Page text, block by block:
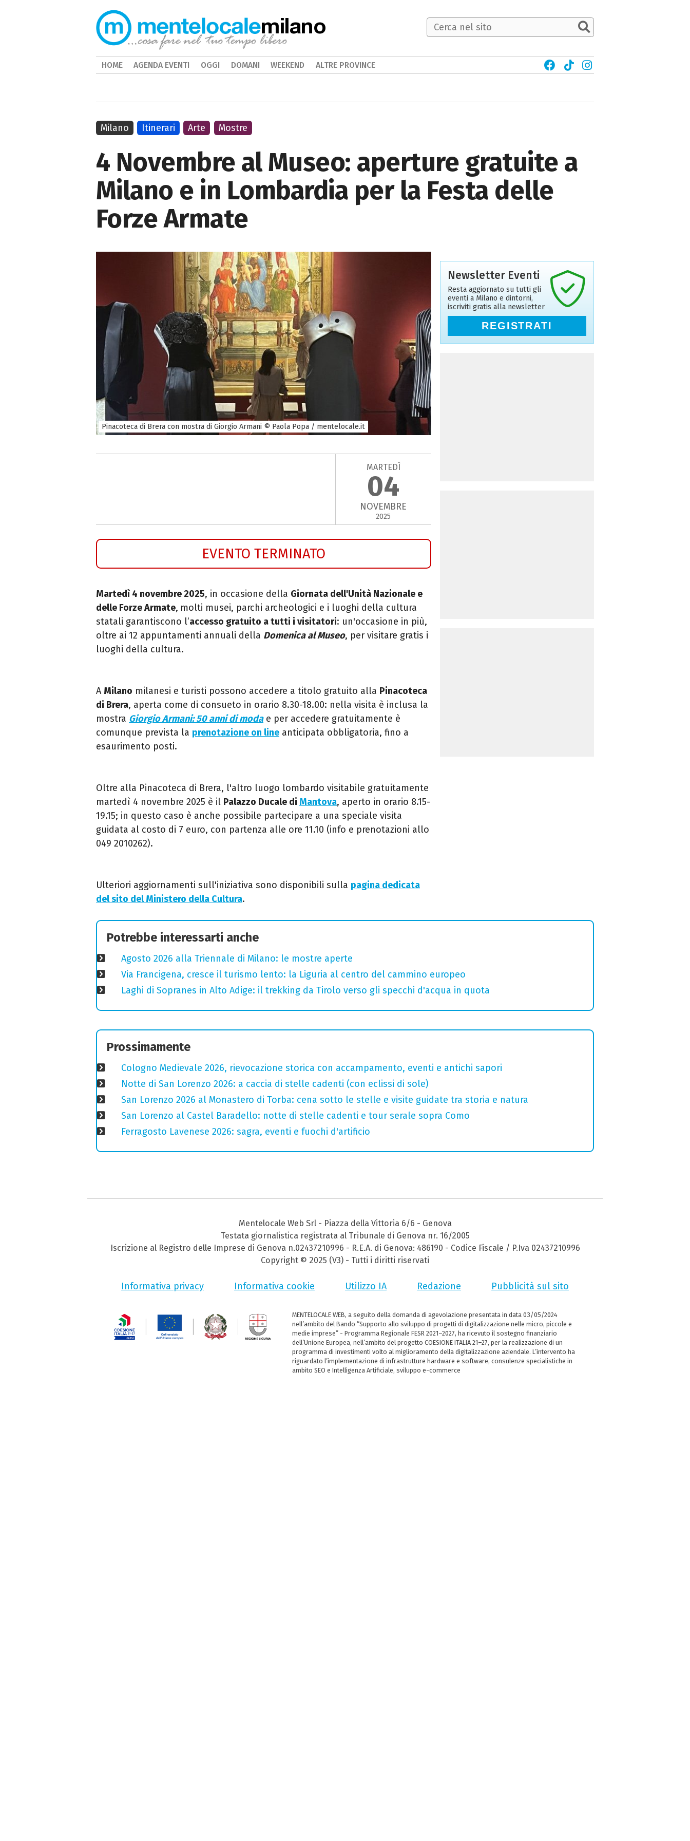
4 Novembre al Museo: aperture gratuite a
Milano e in Lombardia per la Festa delle
Forze Armate
Pinacoteca di Brera con mostra di Giorgio Armani © Paola Popa / mentelocale.it
MARTEDÌ
04
NOVEMBRE
2025
EVENTO TERMINATO
Martedì 4 novembre 2025, in occasione della Giornata dell'Unità Nazionale e
delle Forze Armate, molti musei, parchi archeologici e i luoghi della cultura
statali garantiscono l’accesso gratuito a tutti i visitatori: un'occasione in più,
oltre ai 12 appuntamenti annuali della Domenica al Museo, per visitare gratis i
luoghi della cultura.
A Milano milanesi e turisti possono accedere a titolo gratuito alla Pinacoteca
di Brera, aperta come di consueto in orario 8.30-18.00: nella visita è inclusa la
mostra Giorgio Armani: 50 anni di modae per accedere gratuitamente è
comunque prevista la prenotazione on line anticipata obbligatoria, fino a
esaurimento posti.
Oltre alla Pinacoteca di Brera, l'altro luogo lombardo visitabile gratuitamente
martedì 4 novembre 2025 è il Palazzo Ducale di Mantova, aperto in orario 8.15-
19.15; in questo caso è anche possibile partecipare a una speciale visita
guidata al costo di 7 euro, con partenza alle ore 11.10 (info e prenotazioni allo
049 2010262).
Ulteriori aggiornamenti sull'iniziativa sono disponibili sulla pagina dedicata
del sito del Ministero della Cultura.
Milano Itinerari Arte Mostre
Newsletter Eventi
Resta aggiornato su tutti gli
eventi a Milano e dintorni,
iscriviti gratis alla newsletter
REGISTRATI
Potrebbe interessarti anche
Agosto 2026 alla Triennale di Milano: le mostre aperte
Via Francigena, cresce il turismo lento: la Liguria al centro del cammino europeo
Laghi di Sopranes in Alto Adige: il trekking da Tirolo verso gli specchi d'acqua in quota
Prossimamente
Cologno Medievale 2026, rievocazione storica con accampamento, eventi e antichi sapori
Notte di San Lorenzo 2026: a caccia di stelle cadenti (con eclissi di sole)
San Lorenzo 2026 al Monastero di Torba: cena sotto le stelle e visite guidate tra storia e natura
San Lorenzo al Castel Baradello: notte di stelle cadenti e tour serale sopra Como
Ferragosto Lavenese 2026: sagra, eventi e fuochi d'artificio
milano
HOME AGENDA EVENTI OGGI DOMANI WEEKEND ALTRE PROVINCE
Mentelocale Web Srl - Piazza della Vittoria 6/6 - Genova
Testata giornalistica registrata al Tribunale di Genova nr. 16/2005
Iscrizione al Registro delle Imprese di Genova n.02437210996 - R.E.A. di Genova: 486190 - Codice Fiscale / P.Iva 02437210996
Copyright © 2025 (V3) - Tutti i diritti riservati
Informativa privacy Informativa cookie Utilizzo IA Redazione Pubblicità sul sito
MENTELOCALE WEB, a seguito della domanda di agevolazione presentata in data 03/05/2024
nell’ambito del Bando “Supporto allo sviluppo di progetti di digitalizzazione nelle micro, piccole e
medie imprese” - Programma Regionale FESR 2021–2027, ha ricevuto il sostegno finanziario
dell’Unione Europea, nell’ambito del progetto COESIONE ITALIA 21–27, per la realizzazione di un
programma di investimenti volto al miglioramento della digitalizzazione aziendale. L’intervento ha
riguardato l’implementazione di infrastrutture hardware e software, consulenze specialistiche in
ambito SEO e Intelligenza Artificiale, sviluppo e-commerce